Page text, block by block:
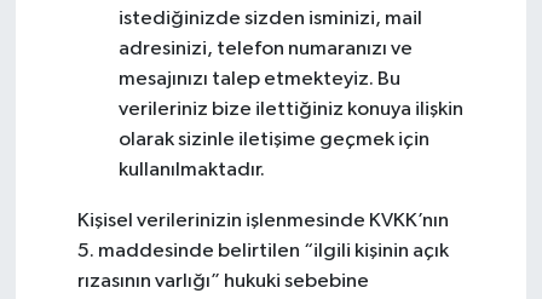
istediğinizde sizden isminizi, mail
adresinizi, telefon numaranızı ve
mesajınızı talep etmekteyiz. Bu
verileriniz bize ilettiğiniz konuya ilişkin
olarak sizinle iletişime geçmek için
kullanılmaktadır.
Kişisel verilerinizin işlenmesinde KVKK’nın
5. maddesinde belirtilen “ilgili kişinin açık
rızasının varlığı” hukuki sebebine